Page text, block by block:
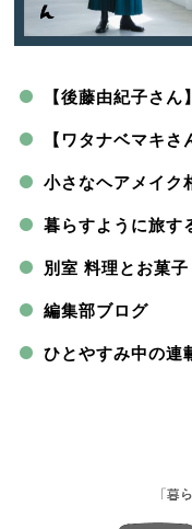
【後藤由紀子さ
【ワタナベマキさ
小さなヘアメイク
暮らすように旅
別室 料理とお菓子
編集部ブログ
ひとやすみ中の連